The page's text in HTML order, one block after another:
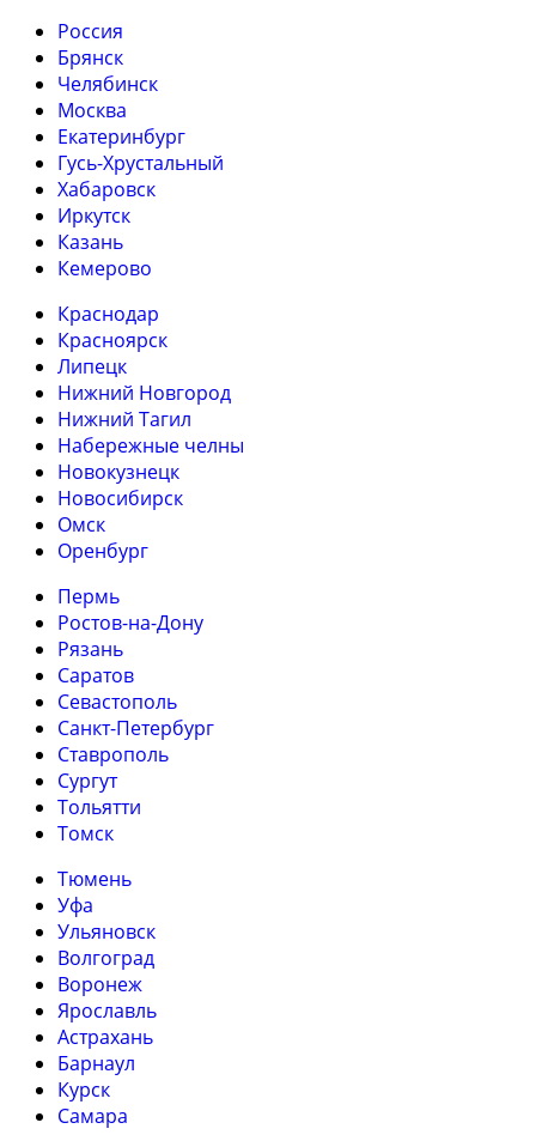
Россия
Брянск
Челябинск
Москва
Екатеринбург
Гусь-Хрустальный
Хабаровск
Иркутск
Казань
Кемерово
Краснодар
Красноярск
Липецк
Нижний Новгород
Нижний Тагил
Набережные челны
Новокузнецк
Новосибирск
Омск
Оренбург
Пермь
Ростов-на-Дону
Рязань
Саратов
Севастополь
Санкт-Петербург
Ставрополь
Сургут
Тольятти
Томск
Тюмень
Уфа
Ульяновск
Волгоград
Воронеж
Ярославль
Астрахань
Барнаул
Курск
Самара